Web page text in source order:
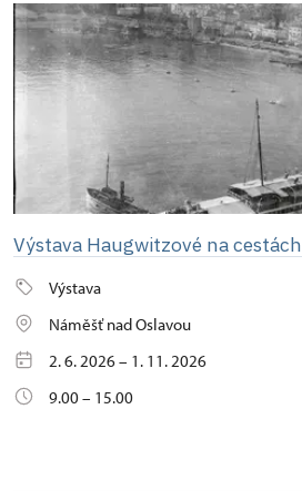
Výstava Haugwitzové na cestách
Výstava
Náměšť nad Oslavou
2. 6. 2026 – 1. 11. 2026
9.00 – 15.00